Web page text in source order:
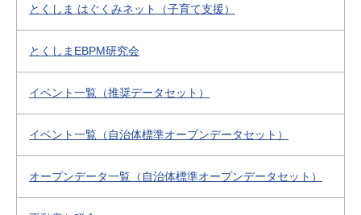
とくしま はぐくみネット（子育て支援）
とくしまEBPM研究会
イベント一覧（推奨データセット）
イベント一覧（自治体標準オープンデータセット）
オープンデータ一覧（自治体標準オープンデータセット）